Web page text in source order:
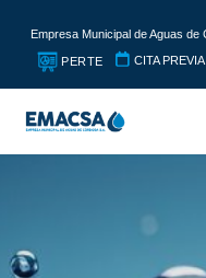
Empresa Municipal de Aguas de
PERTE CITA PREVIA